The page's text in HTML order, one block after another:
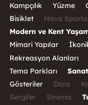
Kampçılık
Yüzme
Bisiklet
Hava
Modern ve Kent
Mimari Yapılar
Rekreasyon Alanları
Tema Parkları
Gösteriler
Dans
Sergiler
Sinema